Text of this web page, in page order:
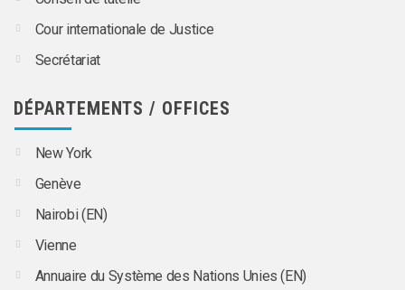
Cour internationale de Justice
Secrétariat
DÉPARTEMENTS / OFFICES
New York
Genève
Nairobi (EN)
Vienne
Annuaire du Système des Nations Unies (EN)